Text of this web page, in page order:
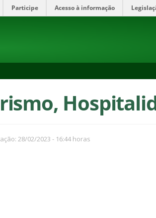
Participe Acesso à informação
28/02/2023 - 16:44 horas